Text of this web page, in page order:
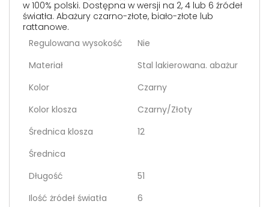
w 100% polski. Dostępna w wersji na 2, 4 lub 6 źródeł
światła. Abażury czarno-złote, biało-złote lub
rattanowe.
Regulowana wysokość
Nie
Materiał
Stal lakierowana. abażur
Kolor
Czarny
Kolor klosza
Czarny/Złoty
Średnica klosza
12
Średnica
Długość
51
Ilość żródeł światła
6